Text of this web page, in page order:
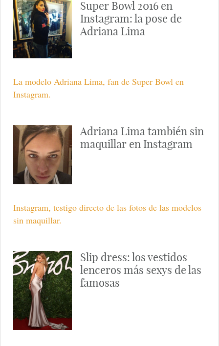
Super Bowl 2016 en
Instagram: la pose de
Adriana Lima
La modelo Adriana Lima, fan de Super Bowl en
Instagram.
Adriana Lima también sin
maquillar en Instagram
Instagram, testigo directo de las fotos de las modelos
sin maquillar.
Slip dress: los vestidos
lenceros más sexys de las
famosas